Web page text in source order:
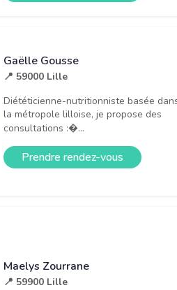
Gaëlle Gousse
📍 59000 Lille
Diététicienne-nutritionniste basée
la métropole lilloise, je propose des
consultations :�...
Prendre rendez-vous
Maelys Zourrane
📍 59900 Lille